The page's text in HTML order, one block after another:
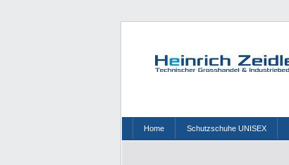
Home Schutzschuhe UNISEX